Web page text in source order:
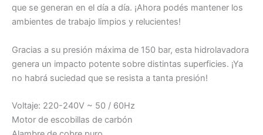
que se generan en el día a día. ¡Ahora podés mantener los
ambientes de trabajo limpios y relucientes!
Gracias a su presión máxima de 150 bar, esta hidrolavadora
genera un impacto potente sobre distintas superficies. ¡Ya
no habrá suciedad que se resista a tanta presión!
Voltaje: 220-240V ~ 50 / 60Hz
Motor de escobillas de carbón